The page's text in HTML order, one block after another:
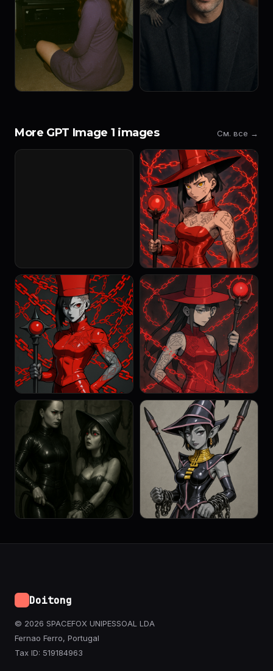
More GPT Image 1 images См. все →
Doitong
© 2026 SPACEFOX UNIPESSOAL LDA
Fernao Ferro, Portugal
Tax ID: 519184963